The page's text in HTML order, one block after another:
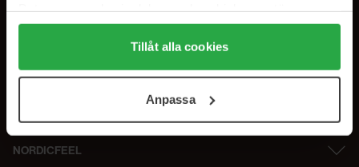
Genom att trycka på "Tillåt alla cookies" accepterar du
alla cookies, medan du under "Detaljer" kan anpassa
användningen av cookies. Du kan när som helst återkalla
samt vår Integritetspolicy.
Tillåt alla cookies
Anpassa
NORDICFEEL